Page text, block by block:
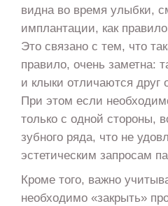
видна во время улыбки,
имплантации, как
Это связано с тем, что
правило, очень заметна:
и клыки отличаются друг
При этом если
только с одной стороны,
зубного ряда, что не
эстетическим запросам
Кроме того, важно
необходимо «закрыть»